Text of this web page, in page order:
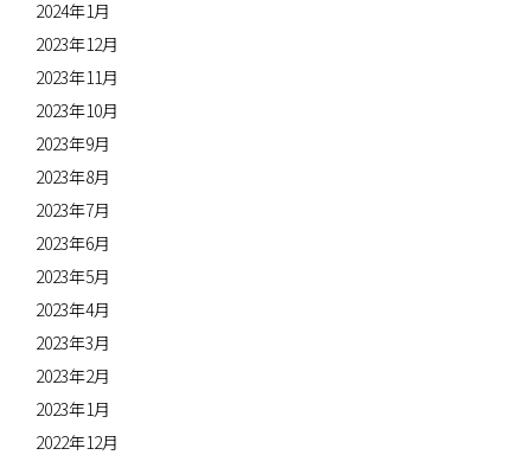
2024年1月
2023年12月
2023年11月
2023年10月
2023年9月
2023年8月
2023年7月
2023年6月
2023年5月
2023年4月
2023年3月
2023年2月
2023年1月
2022年12月